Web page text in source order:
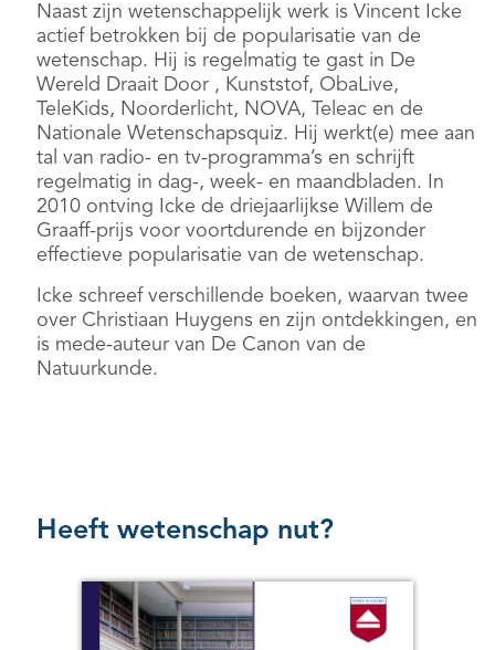
Naast zijn wetenschappelijk werk is Vincent Icke
actief betrokken bij de popularisatie van de
wetenschap. Hij is regelmatig te gast in De
Wereld Draait Door , Kunststof, ObaLive,
TeleKids, Noorderlicht, NOVA, Teleac en de
Nationale Wetenschapsquiz. Hij werkt(e) mee aan
tal van radio- en tv-programma’s en schrijft
regelmatig in dag-, week- en maandbladen. In
2010 ontving Icke de driejaarlijkse Willem de
Graaff-prijs voor voortdurende en bijzonder
effectieve popularisatie van de wetenschap.
Icke schreef verschillende boeken, waarvan twee
over Christiaan Huygens en zijn ontdekkingen, en
is mede-auteur van De Canon van de
Natuurkunde.
Heeft wetenschap nut?